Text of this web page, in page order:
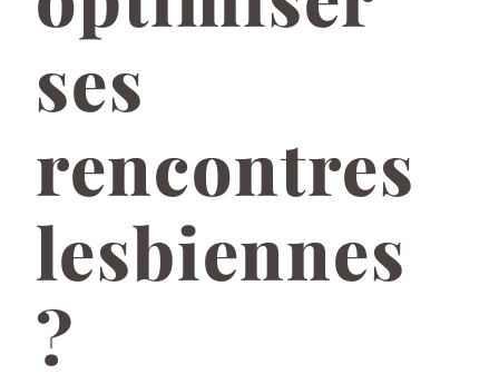
ses
rencontres
lesbiennes
?